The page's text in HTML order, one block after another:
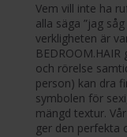
Vem vill inte ha
alla säga ”jag
verkligheten är
och rörelse
person) kan dra
symbolen för
mängd textur.
ger den perfekta